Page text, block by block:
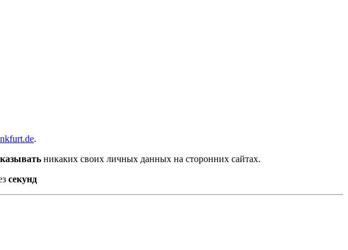
.
никаких своих личных данных на сторонних сайтах.
секунд